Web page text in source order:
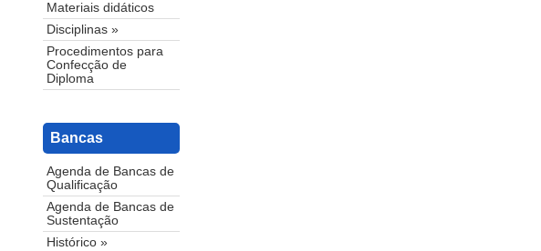
Materiais didáticos
Disciplinas »
Procedimentos para
Confecção de
Diploma
Bancas
Agenda de Bancas de
Qualificação
Agenda de Bancas de
Sustentação
Histórico »